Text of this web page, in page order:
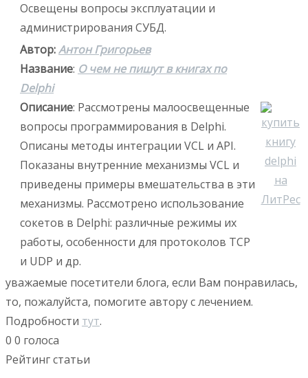
Освещены вопросы эксплуатации и
администрирования СУБД.
Автор:Антон Григорьев
Название: О чем не пишут в книгах по
Delphi
Описание: Рассмотрены малоосвещенные
вопросы программирования в Delphi.
Описаны методы интеграции VCL и API.
Показаны внутренние механизмы VCL и
приведены примеры вмешательства в эти
механизмы. Рассмотрено использование
сокетов в Delphi: различные режимы их
работы, особенности для протоколов TCP
и UDP и др.
уважаемые посетители блога, если Вам понравилась,
то, пожалуйста, помогите автору с лечением.
Подробности тут.
0 0 голоса
Рейтинг статьи